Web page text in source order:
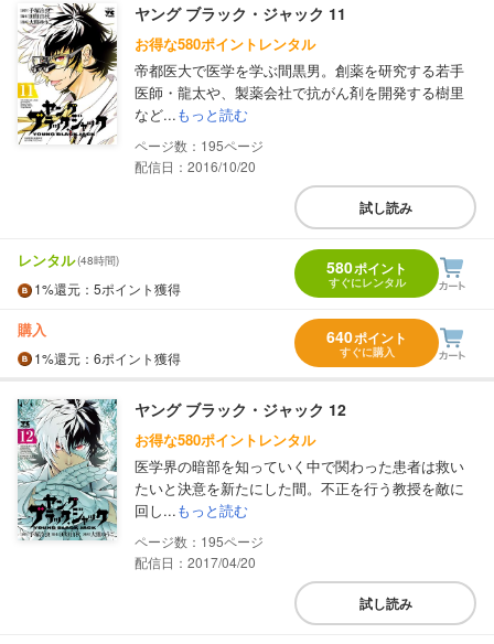
ヤング ブラック・ジャック 11
お得な580ポイントレンタル
帝都医大で医学を学ぶ間黒男。創薬を研究する若手
医師・龍太や、製薬会社で抗がん剤を開発する樹里
など...もっと読む
195
配信日：2016/10/20
試し読み
レンタル(48時間)
1%還元 ：5ポイント獲得
580ポイント
すぐにレンタル
購入
1%還元 ：6ポイント獲得
640ポイント
すぐに購入
ヤング ブラック・ジャック 12
お得な580ポイントレンタル
医学界の暗部を知っていく中で関わった患者は救い
たいと決意を新たにした間。不正を行う教授を敵に
回し...もっと読む
195
配信日：2017/04/20
試し読み